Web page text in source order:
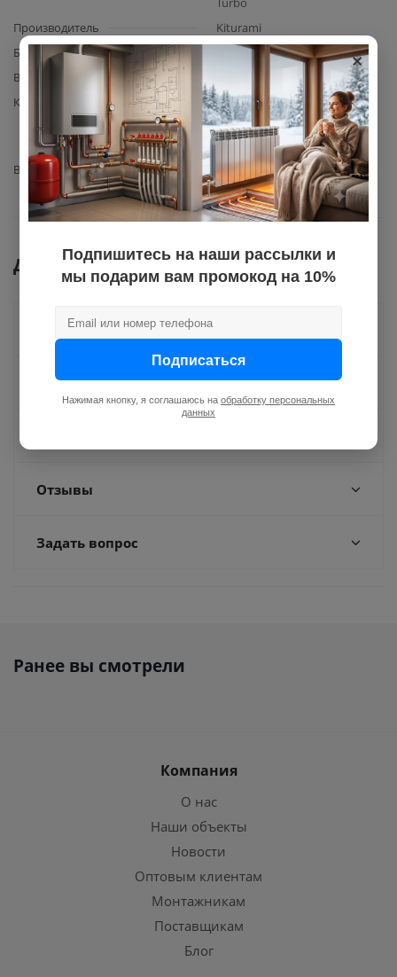
Производитель
Kiturami
Базовая единица
Вес с упаковкой
Комплектация
Уплотнительная прокладка
1.3Т*20.4 Kiturami (артикул
S552100048) – 1 шт.
Вид запчасти
прокладка
Документы
Как купить
Оплата
Отзывы
Задать вопрос
Ранее вы смотрели
Компания
О нас
Наши объекты
Новости
Оптовым клиентам
Монтажникам
Поставщикам
Блог
×
Подпишитесь на наши рассылки и
мы подарим вам промокод на 10%
Подписаться
Нажимая кнопку, я соглашаюсь на обработку персональных
данных